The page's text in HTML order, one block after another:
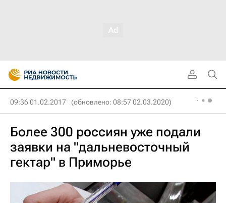
09:36 01.02.2017 (обновлено: 08:57 02.03.2020)
Более 300 россиян уже подали
заявки на "дальневосточный
гектар" в Приморье